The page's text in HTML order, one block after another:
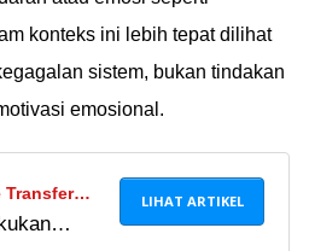
konteks ini lebih tepat dilihat
sistem, bukan tindakan
emosional.
Transfer
Semua
LIHAT ARTIKEL